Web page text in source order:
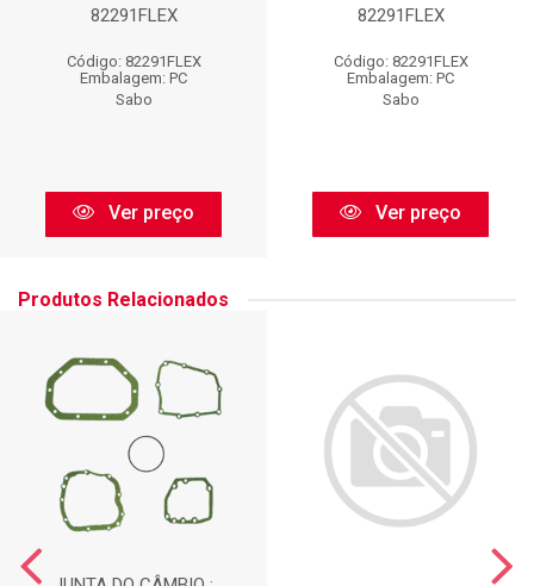
82291FLEX
Código: 82291FLEX
Embalagem: PC
Sabo
Ver preço
82291FLEX
Código: 82291FLEX
Embalagem: PC
Sabo
Ver preço
Produtos Relacionados